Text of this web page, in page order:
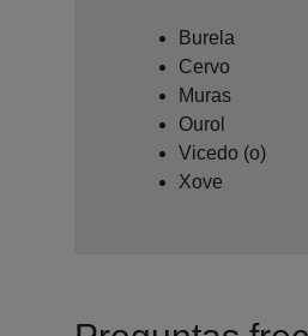
Burela
Cervo
Muras
Ourol
Vicedo (o)
Xove